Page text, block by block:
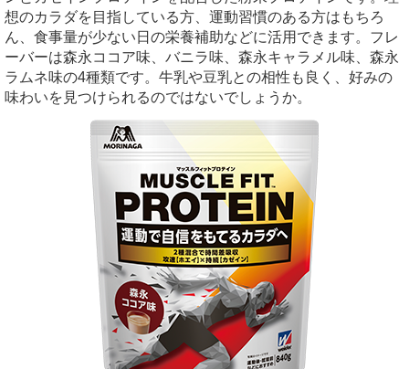
想のカラダを目指している方、運動習慣のある方はもちろ
ん、食事量が少ない日の栄養補助などに活用できます。フレ
ーバーは森永ココア味、バニラ味、森永キャラメル味、森永
ラムネ味の4種類です。牛乳や豆乳との相性も良く、好みの
味わいを見つけられるのではないでしょうか。